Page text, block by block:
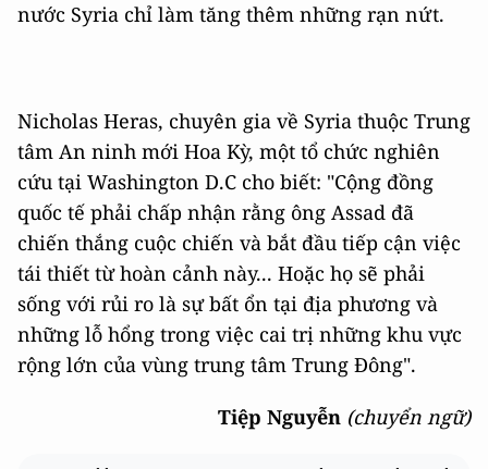
nước Syria chỉ làm tăng thêm những rạn nứt.
Nicholas Heras, chuyên gia về Syria thuộc Trung
tâm An ninh mới Hoa Kỳ, một tổ chức nghiên
cứu tại Washington D.C cho biết: "Cộng đồng
quốc tế phải chấp nhận rằng ông Assad đã
chiến thắng cuộc chiến và bắt đầu tiếp cận việc
tái thiết từ hoàn cảnh này... Hoặc họ sẽ phải
sống với rủi ro là sự bất ổn tại địa phương và
những lỗ hổng trong việc cai trị những khu vực
rộng lớn của vùng trung tâm Trung Đông".
Tiệp Nguyễn (chuyển ngữ)